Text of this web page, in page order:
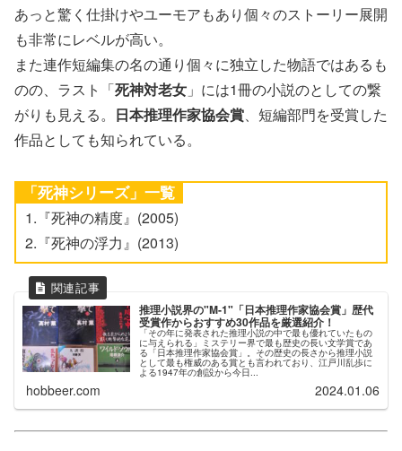
あっと驚く仕掛けやユーモアもあり個々のストーリー展開
も非常にレベルが高い。
また連作短編集の名の通り個々に独立した物語ではあるも
のの、ラスト「死神対老女 」には1冊の小説のとしての繋
がりも見える。 日本推理作家協会賞、短編部門を受賞した
作品としても知られている。
「死神シリーズ」一覧
1.『死神の精度』(2005)
2.『死神の浮力』(2013)
推理小説界の"M-1"「日本推理作家協会賞」歴代
受賞作からおすすめ30作品を厳選紹介！
「その年に発表された推理小説の中で最も優れていたもの
に与えられる」ミステリー界で最も歴史の長い文学賞であ
る「日本推理作家協会賞」。その歴史の長さから推理小説
として最も権威のある賞とも言われており、江戸川乱歩に
よる1947年の創設から今日...
hobbeer.com 2024.01.06